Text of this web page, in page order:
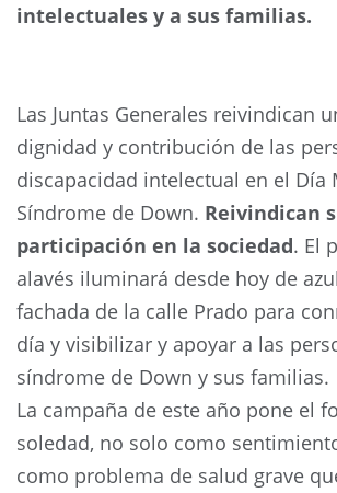
intelectuales y a sus familias.
Las Juntas Generales reivindican
dignidad y contribución de las
discapacidad intelectual en el Día
Síndrome de Down. Reivindican
participación en la sociedad. El
alavés iluminará desde hoy de
fachada de la calle Prado para
día y visibilizar y apoyar a las
síndrome de Down y sus familias.
La campaña de este año pone el
soledad, no solo como
como problema de salud grave